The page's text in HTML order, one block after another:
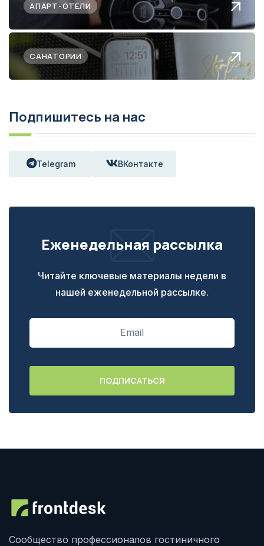
АПАРТ-ОТЕЛИ
САНАТОРИИ
Подпишитесь на нас
Telegram ВКонтакте
Еженедельная рассылка
Читайте ключевые материалы недели в
нашей еженедельной рассылке.
Сообщество профессионалов гостиничного